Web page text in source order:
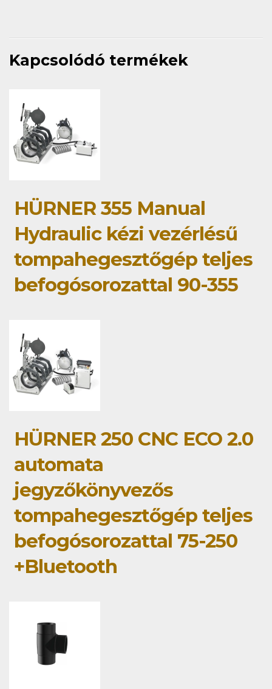
Kapcsolódó termékek
HÜRNER 355 Manual
Hydraulic kézi vezérlésű
tompahegesztőgép teljes
befogósorozattal 90-355
HÜRNER 250 CNC ECO 2.0
automata
jegyzőkönyvezős
tompahegesztőgép teljes
befogósorozattal 75-250
+Bluetooth